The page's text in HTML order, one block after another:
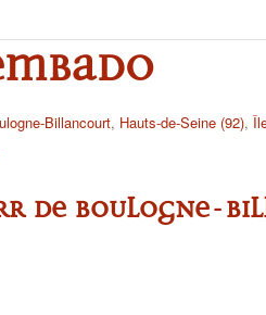
Billancourt, Hauts-de-Seine (92),
de Boulogne-